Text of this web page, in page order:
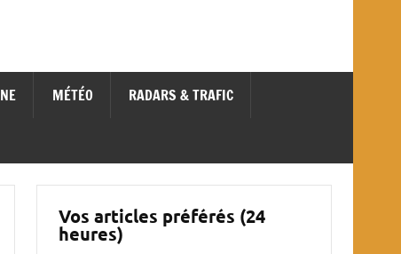
MÉTÉO RADARS & TRAFIC
Vos articles préférés (24
heures)